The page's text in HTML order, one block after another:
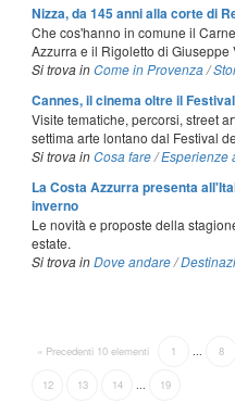
Nizza, da 145 anni alla corte di
Che cos'hanno in comune il
Azzurra e il Rigoletto di Giuseppe
Si trova in Come in Provenza /
Cannes, il cinema oltre il Festival
Visite tematiche, percorsi, street
settima arte lontano dal Festival
Si trova in Cosa fare /Esperienze
La Costa Azzurra presenta
inverno
Le novità e proposte della
estate.
Si trova in Dove andare /
« Precedenti 10 elementi 1 ... 8
12 13 14 19